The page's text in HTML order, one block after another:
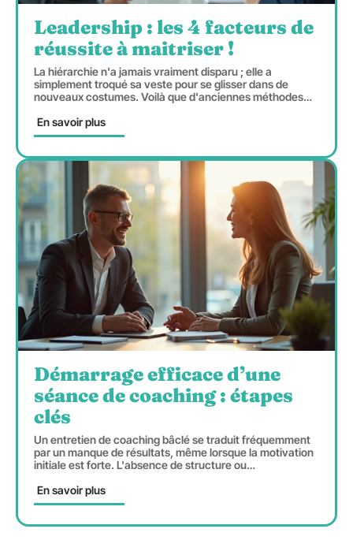
Leadership : les 4 facteurs de
réussite à maitriser !
La hiérarchie n'a jamais vraiment disparu ; elle a
simplement troqué sa veste pour se glisser dans de
nouveaux costumes. Voilà que d'anciennes méthodes…
En savoir plus
Démarrage efficace d’une
séance de coaching : étapes
clés
Un entretien de coaching bâclé se traduit fréquemment
par un manque de résultats, même lorsque la motivation
initiale est forte. L'absence de structure ou…
En savoir plus